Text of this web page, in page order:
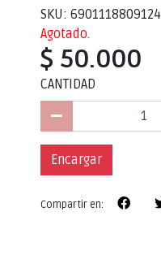
SKU: 6901118809124
Agotado.
$ 50.000
CANTIDAD
Encargar
Compartir en: